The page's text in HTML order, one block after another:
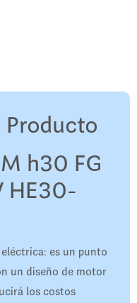
h30 FG
HE30-
es un punto
un diseño de motor
los costos